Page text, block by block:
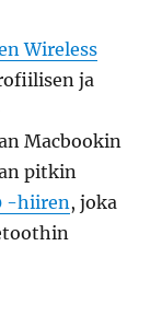
Wireless
ja
Macbookin
pitkin
-hiiren, joka